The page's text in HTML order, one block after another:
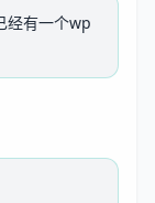
经有一个wp